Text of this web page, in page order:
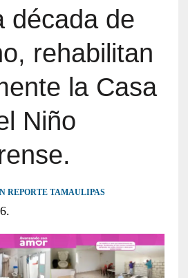
década de
rehabilitan
la Casa
Niño
REPORTE TAMAULIPAS